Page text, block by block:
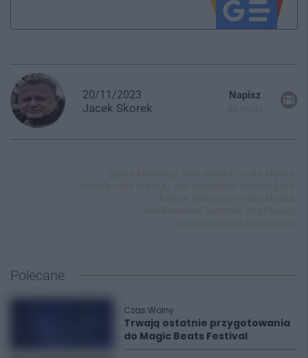
20/11/2023
Jacek Skorek
Napisz
Polecane
Czas Wolny
Trwają ostatnie przygotowania
do Magic Beats Festival